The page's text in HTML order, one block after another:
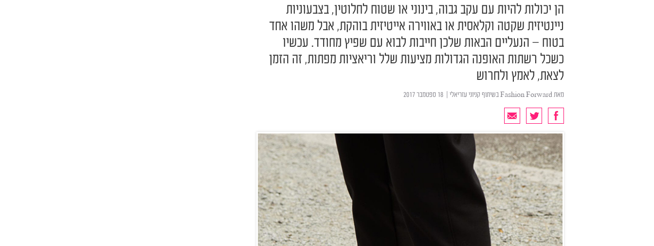
הן יכולות להיות עם עקב גבוה, בינוני או שטוח לחלוטין, בצבעוניות
ניינטיזית שקטה וקלאסית או באווירה אייטיזית בוהקת, אבל משהו אחד
בטוח – הנעליים הבאות שלכן חייבות לבוא עם שפיץ מחודד. עכשיו
כשכל רשתות האופנה הגדולות מציעות שלל וריאציות מפתות, זה הזמן
לצאת, לאמץ ולחרוש
מאתFashion Forward בשיתוף קניוני עזריאלי